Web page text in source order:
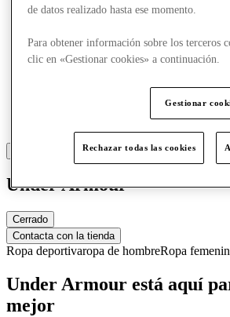
Under Armour
Cerrado
Contacta con la tienda
Ropa deportivaropa de hombreRopa
Under Armour está aquí
mejor
de datos realizado hasta ese momento.
Para obtener información sobre los terceros
clic en «Gestionar cookies» a continuación.
Gestionar
Rechazar todas las cookies